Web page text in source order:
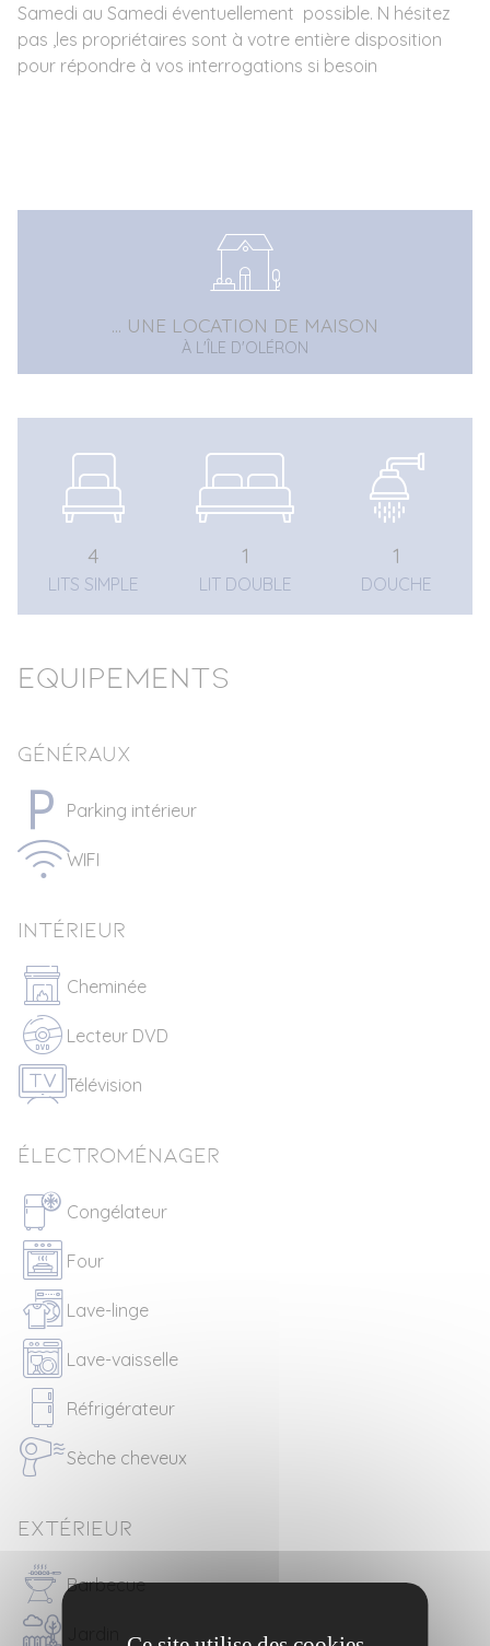
Samedi au Samedi éventuellement possible. N hésitez
pas ,les propriétaires sont à votre entière disposition
pour répondre à vos interrogations si besoin
... UNE LOCATION DE MAISON
À L'ÎLE D'OLÉRON
4
LITS SIMPLE
1
LIT DOUBLE
1
DOUCHE
Equipements
Généraux
Parking intérieur
WIFI
Intérieur
Cheminée
Lecteur DVD
Télévision
Électroménager
Congélateur
Four
Lave-linge
Lave-vaisselle
Réfrigérateur
Sèche cheveux
Extérieur
Barbecue